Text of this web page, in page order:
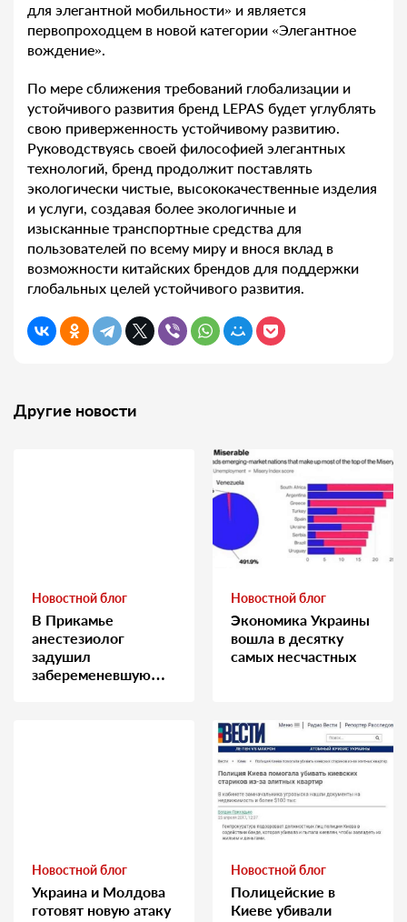
для элегантной мобильности» и является
первопроходцем в новой категории «Элегантное
вождение».
По мере сближения требований глобализации и
устойчивого развития бренд LEPAS будет углублять
свою приверженность устойчивому развитию.
Руководствуясь своей философией элегантных
технологий, бренд продолжит поставлять
экологически чистые, высококачественные изделия
и услуги, создавая более экологичные и
изысканные транспортные средства для
пользователей по всему миру и внося вклад в
возможности китайских брендов для поддержки
глобальных целей устойчивого развития.
Другие новости
Новостной блог
В Прикамье
анестезиолог
задушил
забеременевшую
Новостной блог
Экономика Украины
вошла в десятку
самых несчастных
Новостной блог
Украина и Молдова
готовят новую атаку
Новостной блог
Полицейские в
Киеве убивали